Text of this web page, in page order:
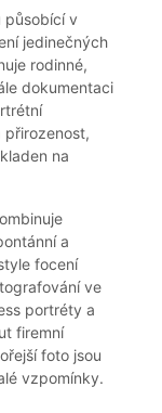
působící v
jedinečných
rodinné,
dokumentaci
přirozenost,
na
a
focení
ve
portréty a
firemní
foto jsou
vzpomínky.